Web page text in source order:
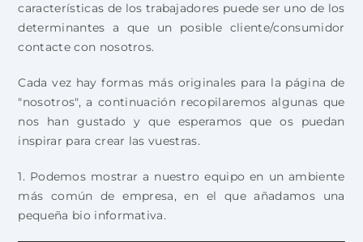
características de los trabajadores puede ser uno de los
determinantes a que un posible cliente/consumidor
contacte con nosotros.
Cada vez hay formas más originales para la página de
"nosotros", a continuación recopilaremos algunas que
nos han gustado y que esperamos que os puedan
inspirar para crear las vuestras.
1. Podemos mostrar a nuestro equipo en un ambiente
más común de empresa, en el que añadamos una
pequeña bio informativa.